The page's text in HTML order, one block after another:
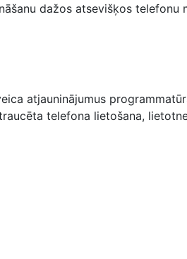
dažos atsevišķos telefonu
atjauninājumus
telefona lietošana,